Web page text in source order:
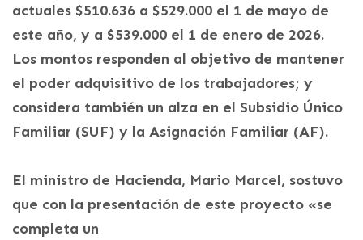
actuales $510.636 a $529.000 el 1 de mayo de
este año, y a $539.000 el 1 de enero de 2026.
Los montos responden al objetivo de mantener
el poder adquisitivo de los trabajadores; y
considera también un alza en el Subsidio Único
Familiar (SUF) y la Asignación Familiar (AF).
El ministro de Hacienda, Mario Marcel, sostuvo
que con la presentación de este proyecto «se
completa un